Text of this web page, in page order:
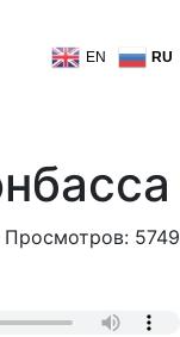
EN RU
Просмотров: 5749